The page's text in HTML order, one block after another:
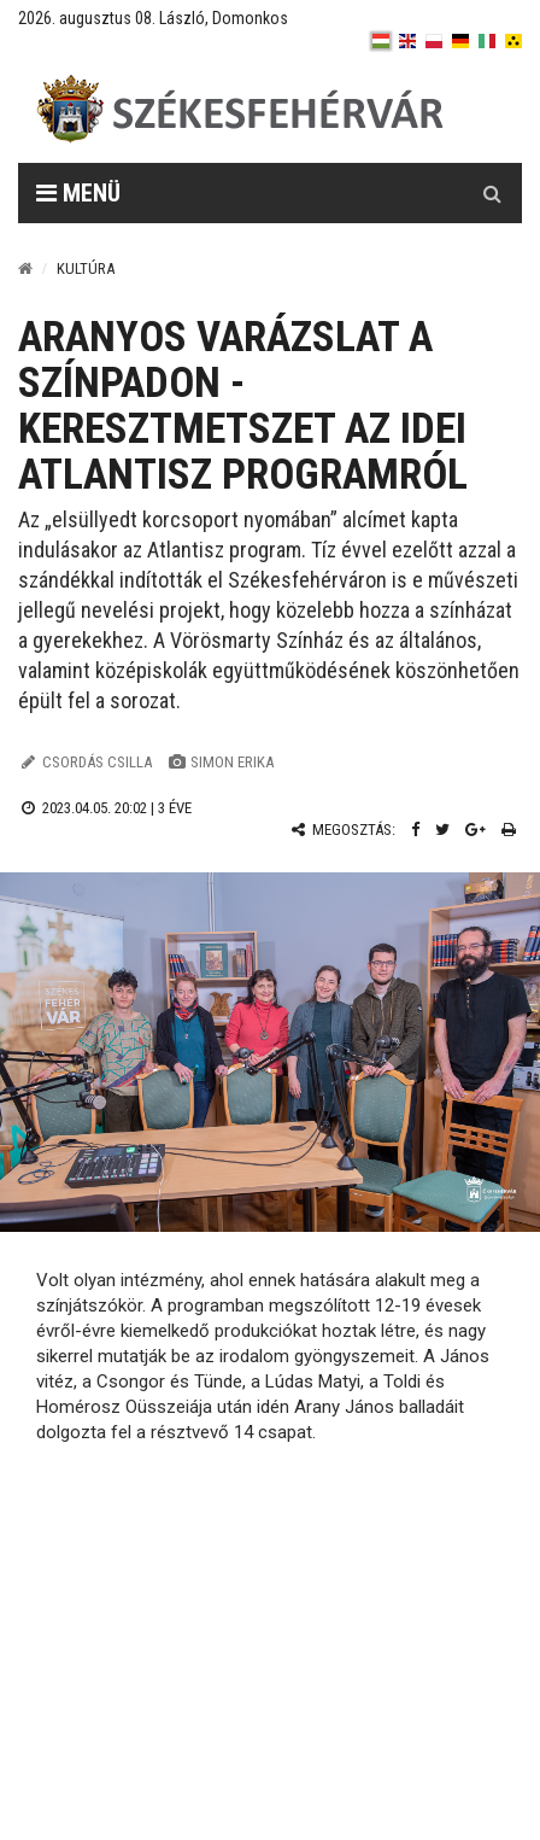
2026. augusztus 08. László, Domonkos
MENÜ
KULTÚRA
ARANYOS VARÁZSLAT A
SZÍNPADON -
KERESZTMETSZET AZ IDEI
ATLANTISZ PROGRAMRÓL
Az „elsüllyedt korcsoport nyomában” alcímet kapta
indulásakor az Atlantisz program. Tíz évvel ezelőtt azzal a
szándékkal indították el Székesfehérváron is e művészeti
jellegű nevelési projekt, hogy közelebb hozza a színházat
a gyerekekhez. A Vörösmarty Színház és az általános,
valamint középiskolák együttműködésének köszönhetően
épült fel a sorozat.
CSORDÁS CSILLA SIMON ERIKA
2023.04.05. 20:02 | 3 ÉVE
MEGOSZTÁS:
Volt olyan intézmény, ahol ennek hatására alakult meg a
színjátszókör. A programban megszólított 12-19 évesek
évről-évre kiemelkedő produkciókat hoztak létre, és nagy
sikerrel mutatják be az irodalom gyöngyszemeit. A János
vitéz, a Csongor és Tünde, a Lúdas Matyi, a Toldi és
Homérosz Oüsszeiája után idén Arany János balladáit
dolgozta fel a résztvevő 14 csapat.